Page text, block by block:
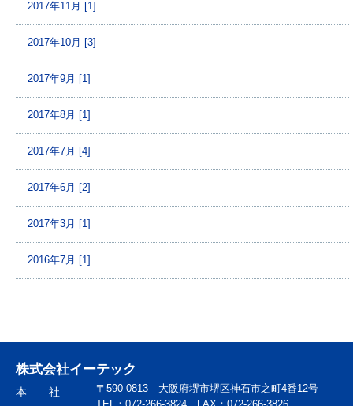
2017年11月 [1]
2017年10月 [3]
2017年9月 [1]
2017年8月 [1]
2017年7月 [4]
2017年6月 [2]
2017年3月 [1]
2016年7月 [1]
株式会社イーテック
本 社
〒590-0813 大阪府堺市堺区神石市之町4番12号